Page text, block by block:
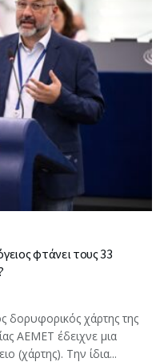
φτάνει τους 33
δορυφορικός χάρτης της
AEMET έδειχνε μια
(χάρτης). Την ίδια...